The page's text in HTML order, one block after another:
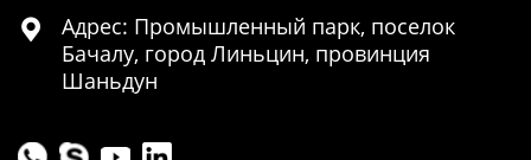

Адрес: Промышленный парк, поселок
Бачалу, город Линьцин, провинция
Шаньдун